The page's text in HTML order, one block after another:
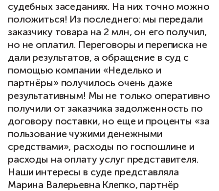
судебных заседаниях. На них точно можно
положиться! Из последнего: мы передали
заказчику товара на 2 млн, он его получил,
но не оплатил. Переговоры и переписка не
дали результатов, а обращение в суд с
помощью компании «Неделько и
партнёры» получилось очень даже
результативным! Мы не только оперативно
получили от заказчика задолженность по
договору поставки, но еще и проценты «за
пользование чужими денежными
средствами», расходы по госпошлине и
расходы на оплату услуг представителя.
Наши интересы в суде представляла
Марина Валерьевна Клепко, партнёр